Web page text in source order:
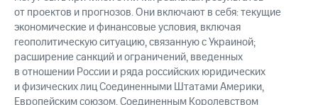
от проектов и прогнозов. Они включают в себя: текущие
экономические и финансовые условия, включая
геополитическую ситуацию, связанную с Украиной;
расширение санкций и ограничений, введенных
в отношении России и ряда российских юридических
и физических лиц Соединенными Штатами Америки,